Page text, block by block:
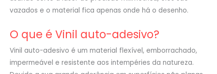
vazados e o material fica apenas onde há o desenho.
O que é Vinil auto-adesivo?
Vinil auto-adesivo é um material flexível, emborrachado,
impermeável e resistente aos intempéries da natureza.